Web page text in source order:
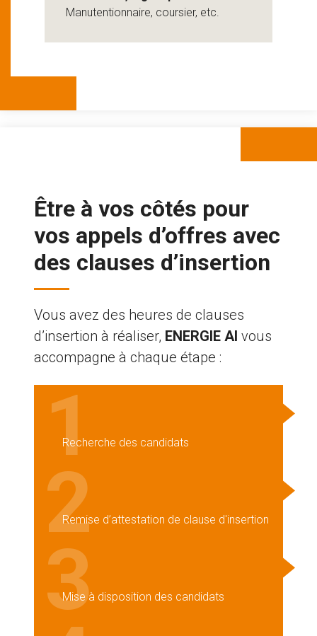
Manutentionnaire, coursier, etc.
Être à vos côtés pour
vos appels d’offres avec
des clauses d’insertion
Vous avez des heures de clauses
d’insertion à réaliser, ENERGIE AI vous
accompagne à chaque étape :
1
Recherche des candidats
2
Remise d’attestation de clause d'insertion
3
Mise à disposition des candidats